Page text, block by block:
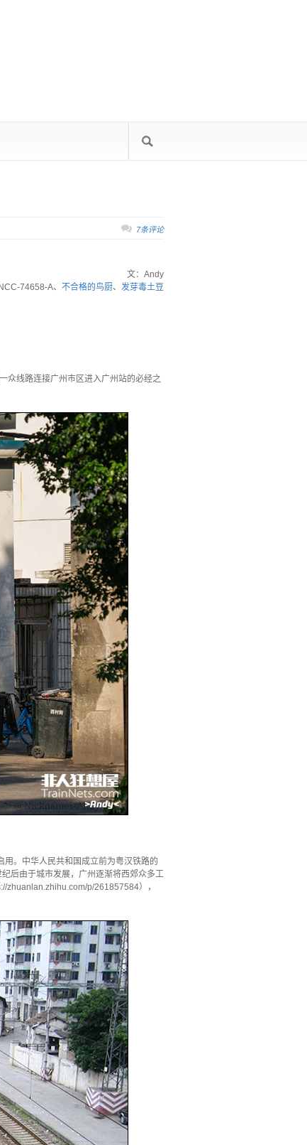
7条评论
文：Andy
74658-A、 不合格的鸟厨、 发芽毒土豆
众线路连接广州市区进入广州站的必经之
。中华人民共和国成立前为粤汉铁路的
后由于城市发展，广州逐渐将西郊众多工
zhuanlan.zhihu.com/p/261857584），